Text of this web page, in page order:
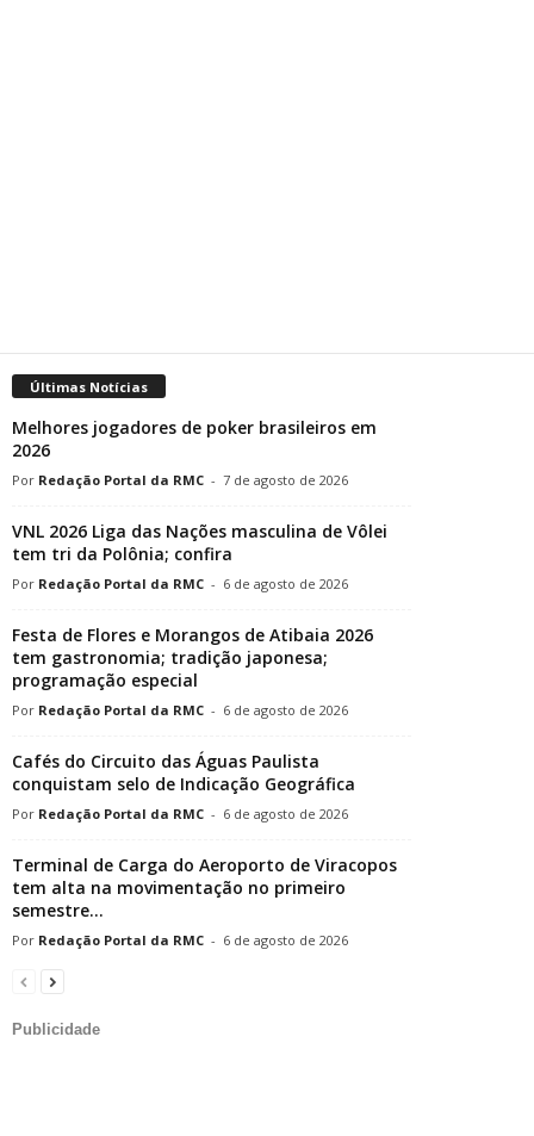
Últimas Notícias
Melhores jogadores de poker brasileiros em
2026
Redação Portal da RMC - 7 de agosto de 2026
VNL 2026 Liga das Nações masculina de Vôlei
tem tri da Polônia; confira
Redação Portal da RMC - 6 de agosto de 2026
Festa de Flores e Morangos de Atibaia 2026
tem gastronomia; tradição japonesa;
programação especial
Redação Portal da RMC - 6 de agosto de 2026
Cafés do Circuito das Águas Paulista
conquistam selo de Indicação Geográfica
Redação Portal da RMC - 6 de agosto de 2026
Terminal de Carga do Aeroporto de Viracopos
tem alta na movimentação no primeiro
semestre...
Redação Portal da RMC - 6 de agosto de 2026
Publicidade